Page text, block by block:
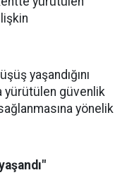
yaşandığını
yürütülen güvenlik
yönelik